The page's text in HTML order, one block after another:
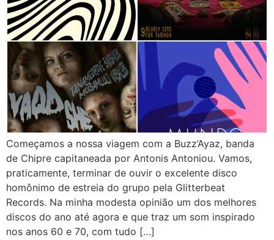
Começamos a nossa viagem com a Buzz’Ayaz, banda
de Chipre capitaneada por Antonis Antoniou. Vamos,
praticamente, terminar de ouvir o excelente disco
homônimo de estreia do grupo pela Glitterbeat
Records. Na minha modesta opinião um dos melhores
discos do ano até agora e que traz um som inspirado
nos anos 60 e 70, com tudo […]